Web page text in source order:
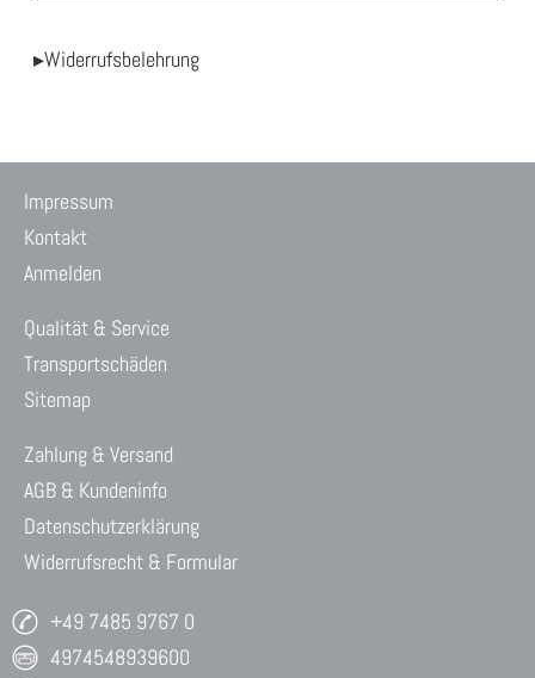
▸Widerrufsbelehrung
Impressum
Kontakt
Anmelden
Qualität & Service
Transportschäden
Sitemap
Zahlung & Versand
AGB & Kundeninfo
Datenschutzerklärung
Widerrufsrecht & Formular
+49 7485 9767 0
4974548939600